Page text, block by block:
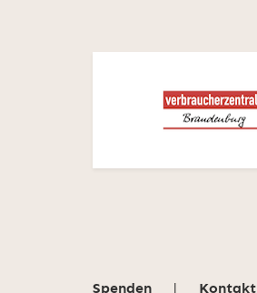
Spenden | Kontakt